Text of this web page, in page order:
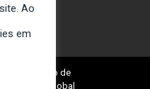
Momento de
por: Spivit Global
Ao
em